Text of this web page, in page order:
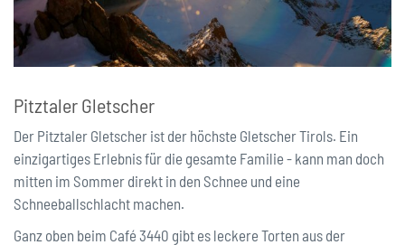
Pitztaler Gletscher
Der Pitztaler Gletscher ist der höchste Gletscher Tirols. Ein
einzigartiges Erlebnis für die gesamte Familie - kann man doch
mitten im Sommer direkt in den Schnee und eine
Schneeballschlacht machen.
Ganz oben beim Café 3440 gibt es leckere Torten aus der